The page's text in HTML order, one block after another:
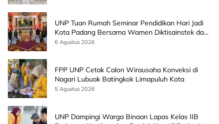
UNP Tuan Rumah Seminar Pendidikan Hari Jadi
Kota Padang Bersama Wamen Diktisainstek dan
CEO EMGS Malaysia
6 Agustus 2026
FPP UNP Cetak Calon Wirausaha Konveksi di
Nagari Lubuak Batingkok Limapuluh Kota
5 Agustus 2026
UNP Dampingi Warga Binaan Lapas Kelas IIB